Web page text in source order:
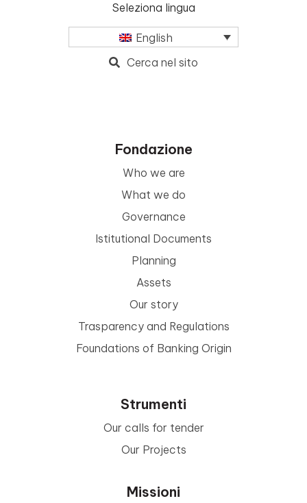
Seleziona lingua
English
Cerca nel sito
Fondazione
Who we are
What we do
Governance
Istitutional Documents
Planning
Assets
Our story
Trasparency and Regulations
Foundations of Banking Origin
Strumenti
Our calls for tender
Our Projects
Missioni